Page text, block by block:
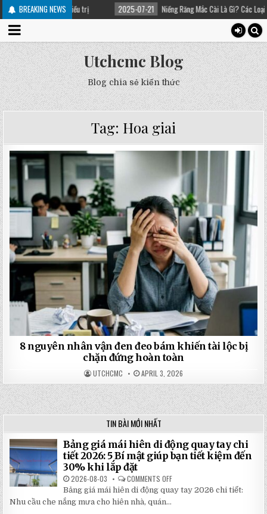
BREAKING NEWS
nhân và cách điều trị 2025-07-21 Niềng Răng Mắc Cài Là Gì? Các Loại
Utchcmc Blog
Blog chia sẻ kiến thức
Tag: Hoa giai
8 nguyên nhân vận đen đeo bám khiến tài lộc bị
chặn đứng hoàn toàn
UTCHCMC APRIL 3, 2026
TIN BÀI MỚI NHẤT
Bảng giá mái hiên di động quay tay chi
tiết 2026: 5 Bí mật giúp bạn tiết kiệm đến
30% khi lắp đặt
2026-08-03 COMMENTS OFF
BẢNG
GIÁ
Bảng giá mái hiên di động quay tay 2026 chi tiết:
Nhu cầu che nắng mưa cho hiên nhà, quán...